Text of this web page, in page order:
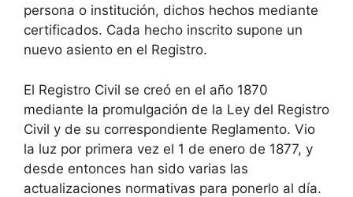
persona o institución, dichos hechos mediante
certificados. Cada hecho inscrito supone un
nuevo asiento en el Registro.
El Registro Civil se creó en el año 1870
mediante la promulgación de la Ley del Registro
Civil y de su correspondiente Reglamento. Vio
la luz por primera vez el 1 de enero de 1877, y
desde entonces han sido varias las
actualizaciones normativas para ponerlo al día.